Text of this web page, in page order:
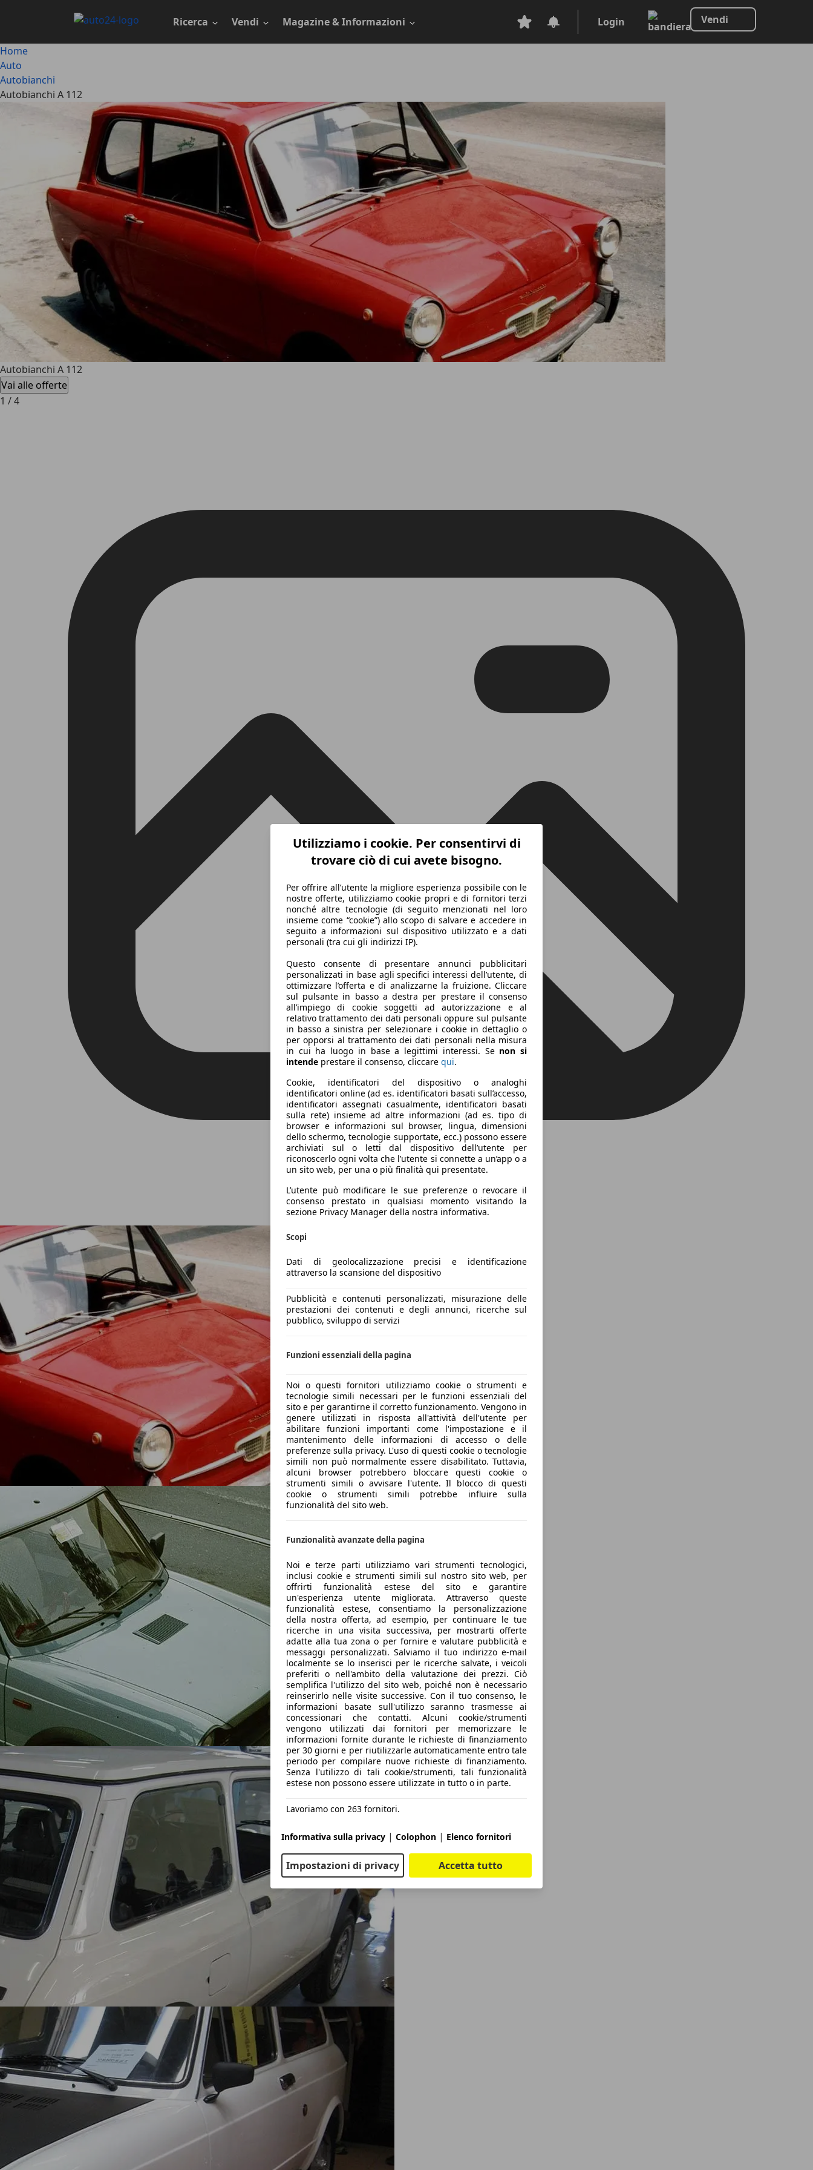
principale
Ricerca Vendi Magazine & Informazioni Login Vendi
Home
Auto
Autobianchi
Autobianchi A 112
Autobianchi A 112
Vai alle offerte
1 /4
Utilizziamo i cookie. Per consentirvi di
trovare ciò di cui avete bisogno.
Per offrire all’utente la migliore esperienza possibile con le
nostre offerte, utilizziamo cookie propri e di fornitori terzi
nonché altre tecnologie (di seguito menzionati nel loro
insieme come “cookie”) allo scopo di salvare e accedere in
seguito a informazioni sul dispositivo utilizzato e a dati
personali (tra cui gli indirizzi IP).
Questo consente di presentare annunci pubblicitari
personalizzati in base agli specifici interessi dell’utente, di
ottimizzare l’offerta e di analizzarne la fruizione. Cliccare
sul pulsante in basso a destra per prestare il consenso
all’impiego di cookie soggetti ad autorizzazione e al
relativo trattamento dei dati personali oppure sul pulsante
in basso a sinistra per selezionare i cookie in dettaglio o
per opporsi al trattamento dei dati personali nella misura
in cui ha luogo in base a legittimi interessi. Se non si
intende prestare il consenso, cliccare qui.
Cookie, identificatori del dispositivo o analoghi
identificatori online (ad es. identificatori basati sull’accesso,
identificatori assegnati casualmente, identificatori basati
sulla rete) insieme ad altre informazioni (ad es. tipo di
browser e informazioni sul browser, lingua, dimensioni
dello schermo, tecnologie supportate, ecc.) possono essere
archiviati sul o letti dal dispositivo dell’utente per
riconoscerlo ogni volta che l’utente si connette a un’app o a
un sito web, per una o più finalità qui presentate.
L’utente può modificare le sue preferenze o revocare il
consenso prestato in qualsiasi momento visitando la
sezione Privacy Manager della nostra informativa.
Scopi
Dati di geolocalizzazione precisi e identificazione
attraverso la scansione del dispositivo
Pubblicità e contenuti personalizzati, misurazione delle
prestazioni dei contenuti e degli annunci, ricerche sul
pubblico, sviluppo di servizi
Funzioni essenziali della pagina
Noi o questi fornitori utilizziamo cookie o strumenti e
tecnologie simili necessari per le funzioni essenziali del
sito e per garantirne il corretto funzionamento. Vengono in
genere utilizzati in risposta all'attività dell'utente per
abilitare funzioni importanti come l'impostazione e il
mantenimento delle informazioni di accesso o delle
preferenze sulla privacy. L'uso di questi cookie o tecnologie
simili non può normalmente essere disabilitato. Tuttavia,
alcuni browser potrebbero bloccare questi cookie o
strumenti simili o avvisare l'utente. Il blocco di questi
cookie o strumenti simili potrebbe influire sulla
funzionalità del sito web.
Funzionalità avanzate della pagina
Noi e terze parti utilizziamo vari strumenti tecnologici,
inclusi cookie e strumenti simili sul nostro sito web, per
offrirti funzionalità estese del sito e garantire
un'esperienza utente migliorata. Attraverso queste
funzionalità estese, consentiamo la personalizzazione
della nostra offerta, ad esempio, per continuare le tue
ricerche in una visita successiva, per mostrarti offerte
adatte alla tua zona o per fornire e valutare pubblicità e
messaggi personalizzati. Salviamo il tuo indirizzo e-mail
localmente se lo inserisci per le ricerche salvate, i veicoli
preferiti o nell'ambito della valutazione dei prezzi. Ciò
semplifica l'utilizzo del sito web, poiché non è necessario
reinserirlo nelle visite successive. Con il tuo consenso, le
informazioni basate sull'utilizzo saranno trasmesse ai
concessionari che contatti. Alcuni cookie/strumenti
vengono utilizzati dai fornitori per memorizzare le
informazioni fornite durante le richieste di finanziamento
per 30 giorni e per riutilizzarle automaticamente entro tale
periodo per compilare nuove richieste di finanziamento.
Senza l'utilizzo di tali cookie/strumenti, tali funzionalità
estese non possono essere utilizzate in tutto o in parte.
Lavoriamo con 263 fornitori.
Informativa sulla privacy | Colophon | Elenco fornitori
Impostazioni di privacy Accetta tutto